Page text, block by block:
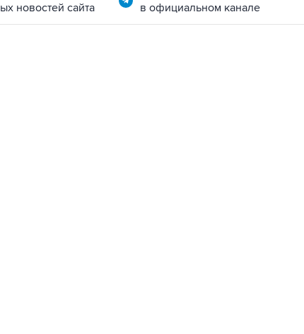
новостей сайта
в официальном канале